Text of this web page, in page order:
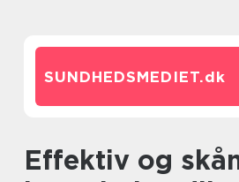
SUNDHEDSMEDIET.dk
Effektiv og skånsom